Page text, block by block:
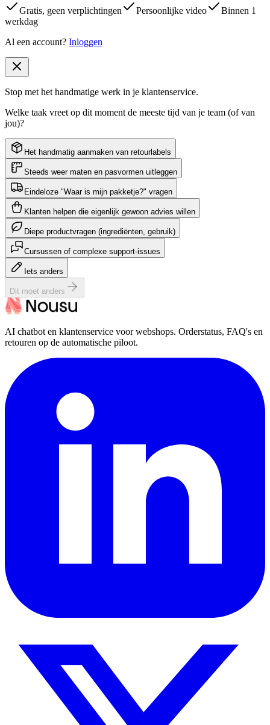
Gratis, geen verplichtingen Persoonlijke video
Binnen 1
werkdag
Al een account? Inloggen
Stop met het handmatige werk in je klantenservice.
Welke taak vreet op dit moment de meeste tijd van je team (of van
jou)?
Het handmatig aanmaken van retourlabels
Steeds weer maten en pasvormen uitleggen
Eindeloze "Waar is mijn pakketje?" vragen
Klanten helpen die eigenlijk gewoon advies willen
Diepe productvragen (ingrediënten, gebruik)
Cursussen of complexe support-issues
Iets anders
Dit moet anders
AI chatbot en klantenservice voor webshops. Orderstatus, FAQ's en
retouren op de automatische piloot.